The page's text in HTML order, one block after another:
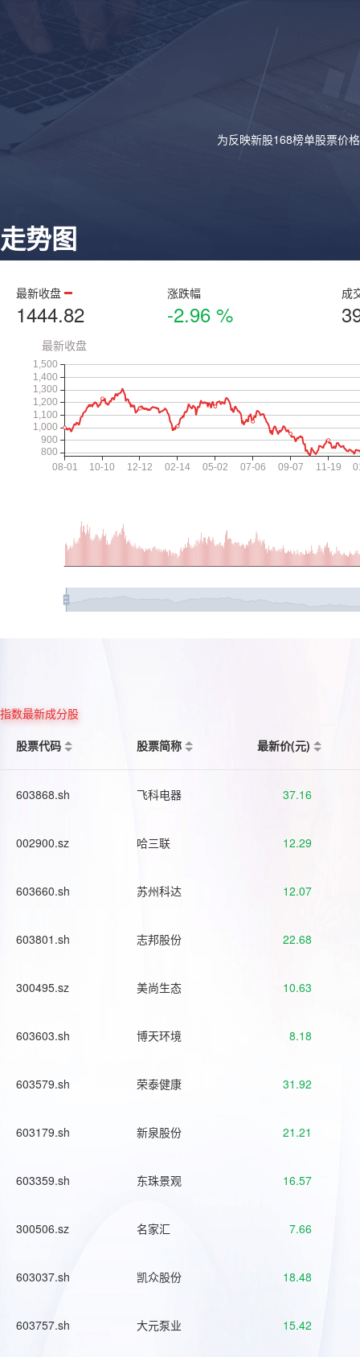
为反映新股168榜单股票价
走势图
最新收盘
1444.82
涨跌幅
-2.96 %
成
指数最新成分股
股票代码
股票简称 最新价(元)
603868.sh 飞科电器 37.16
002900.sz 哈三联 12.29
603660.sh 苏州科达 12.07
603801.sh 志邦股份 22.68
300495.sz 美尚生态 10.63
603603.sh 博天环境 8.18
603579.sh 荣泰健康 31.92
603179.sh 新泉股份 21.21
603359.sh 东珠景观 16.57
300506.sz 名家汇 7.66
603037.sh 凯众股份 18.48
603757.sh 大元泵业 15.42